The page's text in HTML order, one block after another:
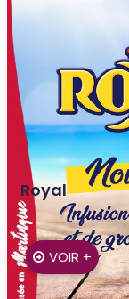
Royal
GROS-MORNE
VOIR +